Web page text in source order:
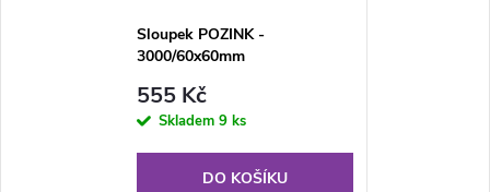
Sloupek POZINK -
3000/60x60mm
555 Kč
Skladem 9 ks
DO KOŠÍKU